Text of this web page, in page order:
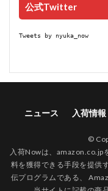
公式Twitter
Tweets by nyuka_now
ニュース 入荷情報
©
入荷Nowは、amazon.co.jp
料を獲得できる手段を提供
伝プログラムである、